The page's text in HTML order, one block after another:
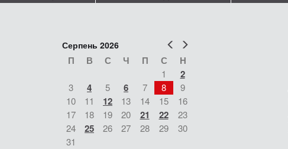
Попер
Серпень 2026
П В С Ч П С Н
1 2
3 4 5 6 7 8
9
10
11 12 13 14 15
16
17
18 19 20 21 22
23
24
25 26 27 28 29
30
31